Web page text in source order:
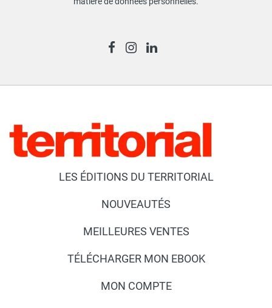
LES ÉDITIONS DU TERRITORIAL
NOUVEAUTÉS
MEILLEURES VENTES
TÉLÉCHARGER MON EBOOK
MON COMPTE